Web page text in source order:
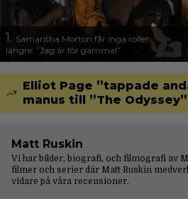
1. Samantha Morton får inga roller
längre: ”Jag är för gammal”
Elliot Page ”tappade
manus till ”The Odyssey”
Matt Ruskin
Vi har bilder, biografi, och filmografi av
filmer och serier där Matt Ruskin
vidare på våra recensioner.